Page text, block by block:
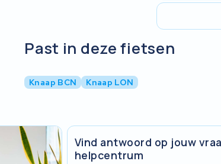
Past in deze fietsen
Knaap BCN Knaap LON
Vind antwoord op jouw
helpcentrum